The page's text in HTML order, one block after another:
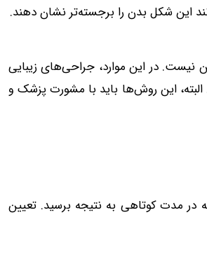
این شکل بدن را برجسته‌تر نشان دهند.
نیست. در این موارد، جراحی‌های زیبایی
این روش‌ها باید با مشورت پزشک و
در مدت کوتاهی به نتیجه برسید. تعیین